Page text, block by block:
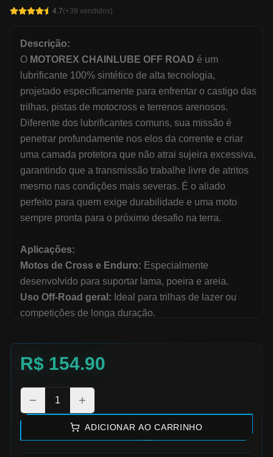
4.7(+39 vendidos)
Descrição:
O MOTOREX CHAINLUBE OFF ROAD é um
lubrificante 100% sintético de alta tecnologia,
projetado especificamente para enfrentar o castigo das
trilhas, pistas de motocross e terrenos arenosos.
Diferente dos lubrificantes comuns, sua missão é
penetrar profundamente nos elos da corrente e criar
uma camada protetora que não atrai sujeira excessiva,
garantindo que a transmissão trabalhe livre de atritos
mesmo nas condições mais severas. É o aliado
perfeito para quem exige durabilidade e uma moto
sempre pronta para o próximo desafio na terra.
Aplicações:
Motos de Cross e Enduro: Especialmente
desenvolvido para suportar lama, poeira e areia.
Uso Off-Road geral: Ideal para trilhas de lazer ou
competições de longa duração.
lubrificar cabos de aço, garantindo comandos macios.
Correntes com retentores:
preservando as vedações de borracha.
Diferencial:
Tecnologia 100% Sintética:Garante uma proteção
R$ 154.90
1
ADICIONAR AO CARRINHO